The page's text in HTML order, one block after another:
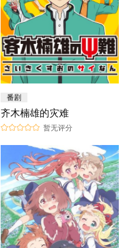
番剧
齐木楠雄的灾难
暂无评分